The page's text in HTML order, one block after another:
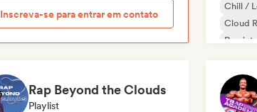
Inscreva-se para entrar em contato
Chill /
Cloud
Rap
Rap Beyond the Clouds
Playlist